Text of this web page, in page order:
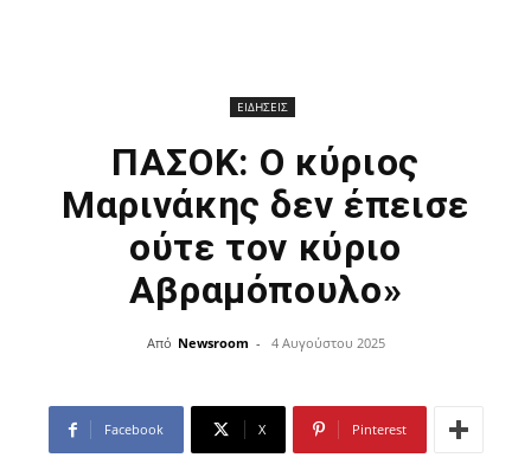
ΕΙΔΗΣΕΙΣ
ΠΑΣΟΚ: Ο κύριος
Μαρινάκης δεν έπεισε
ούτε τον κύριο
Αβραμόπουλο»
Από Newsroom - 4 Αυγούστου 2025
Facebook X Pinterest